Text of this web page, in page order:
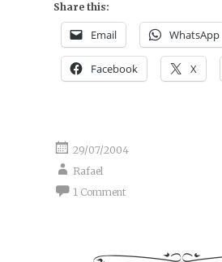
Share this:
Email WhatsApp
Facebook X
29/07/2004
Rafael
1 Comment